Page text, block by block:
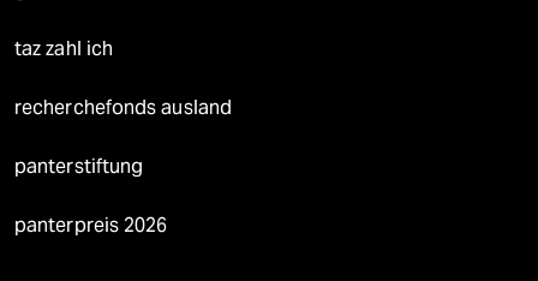
taz zahl ich
recherchefonds ausland
panterstiftung
panterpreis 2026